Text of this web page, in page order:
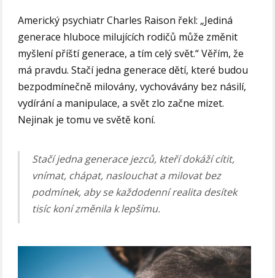
Americký psychiatr Charles Raison řekl: „Jediná
generace hluboce milujících rodičů může změnit
myšlení příští generace, a tím celý svět.“ Věřím, že
má pravdu. Stačí jedna generace dětí, které budou
bezpodmínečně milovány, vychovávány bez násilí,
vydírání a manipulace, a svět zlo začne mizet.
Nejinak je tomu ve světě koní.
Stačí jedna generace jezců, kteří dokáží cítit,
vnímat, chápat, naslouchat a milovat bez
podmínek, aby se každodenní realita desítek
tisíc koní změnila k lepšímu.